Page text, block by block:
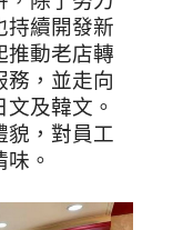
持續開發新
推動老店轉
務，並走向
及韓文。
貌，對員工
。